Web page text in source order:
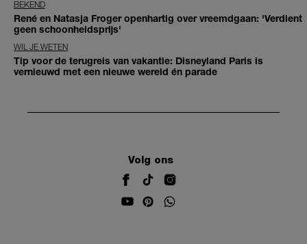
BEKEND
René en Natasja Froger openhartig over vreemdgaan: 'Verdient
geen schoonheidsprijs'
WIL JE WETEN
Tip voor de terugreis van vakantie: Disneyland Paris is
vernieuwd met een nieuwe wereld én parade
Volg ons